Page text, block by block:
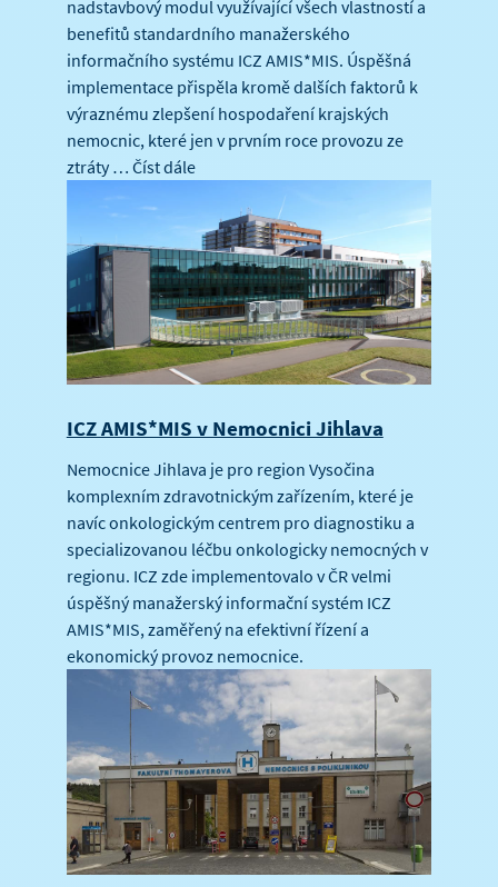
nadstavbový modul využívající všech vlastností a
benefitů standardního manažerského
informačního systému ICZ AMIS*MIS. Úspěšná
implementace přispěla kromě dalších faktorů k
výraznému zlepšení hospodaření krajských
nemocnic, které jen v prvním roce provozu ze
ztráty … Číst dále
ICZ AMIS*MIS v Nemocnici Jihlava
Nemocnice Jihlava je pro region Vysočina
komplexním zdravotnickým zařízením, které je
navíc onkologickým centrem pro diagnostiku a
specializovanou léčbu onkologicky nemocných v
regionu. ICZ zde implementovalo v ČR velmi
úspěšný manažerský informační systém ICZ
AMIS*MIS, zaměřený na efektivní řízení a
ekonomický provoz nemocnice.